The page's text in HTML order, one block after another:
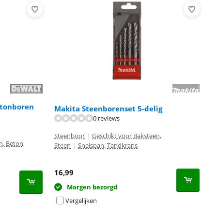
Beton,
Makita Steenborenset 5-delig
0 reviews
Steenboor | Geschikt voor Baksteen,
Steen | Snelspan, Tandkrans
16,99
Morgen bezorgd
Vergelijken